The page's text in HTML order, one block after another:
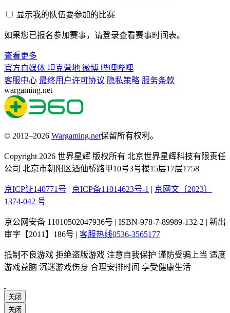
显示我的队伍要参加的比赛
如果您已报名参加赛事，请登录查看赛事时间表。
查看更多
官方自媒体 坦克营地 微博 哔哩哔哩
客服中心 最终用户许可协议 隐私策略 服务条款
wargaming.net
© 2012–2026 Wargaming.net保留所有权利。
Copyright 2026 世界星辉 版权所有 北京世界星辉科技有限责任
公司 北京市朝阳区酒仙桥路甲10号3号楼15层17层1758
京ICP证140771号 | 京ICP备11014623号-1 | 京网文〔2023〕
1374-042 号
京公网安备 11010502047936号 | ISBN-978-7-89989-132-2 | 新出
审字【2011】186号 | 客服热线0536-3565177
抵制不良游戏 拒绝盗版游戏 注意自我保护 谨防受骗上当 适度
游戏益脑 沉迷游戏伤身 合理安排时间 享受健康生活
关闭
关闭